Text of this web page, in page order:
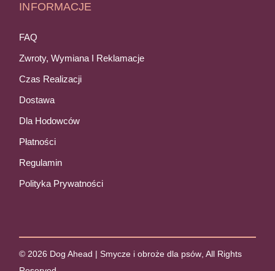
INFORMACJE
FAQ
Zwroty, Wymiana I Reklamacje
Czas Realizacji
Dostawa
Dla Hodowców
Płatności
Regulamin
Polityka Prywatności
© 2026 Dog Ahead | Smycze i obroże dla psów, All Rights